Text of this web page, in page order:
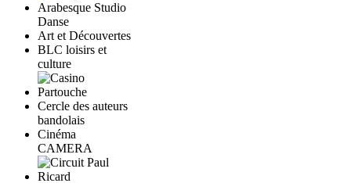
Arabesque Studio
Danse
Art et Découvertes
BLC loisirs et
culture
Cercle des auteurs
bandolais
Cinéma
CAMERA